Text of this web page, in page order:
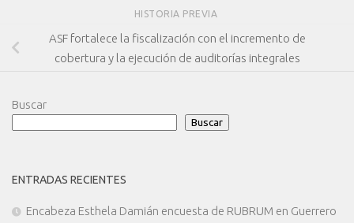
HISTORIA PREVIA
ASF fortalece la fiscalización con el incremento de
cobertura y la ejecución de auditorías integrales
Buscar
Buscar
ENTRADAS RECIENTES
Encabeza Esthela Damián encuesta de RUBRUM en Guerrero